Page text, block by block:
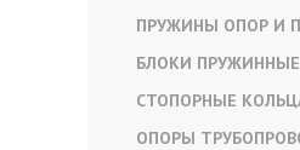
ПРУЖИНЫ ОПОР И
БЛОКИ ПРУЖИННЫЕ
СТОПОРНЫЕ
ОПОРЫ